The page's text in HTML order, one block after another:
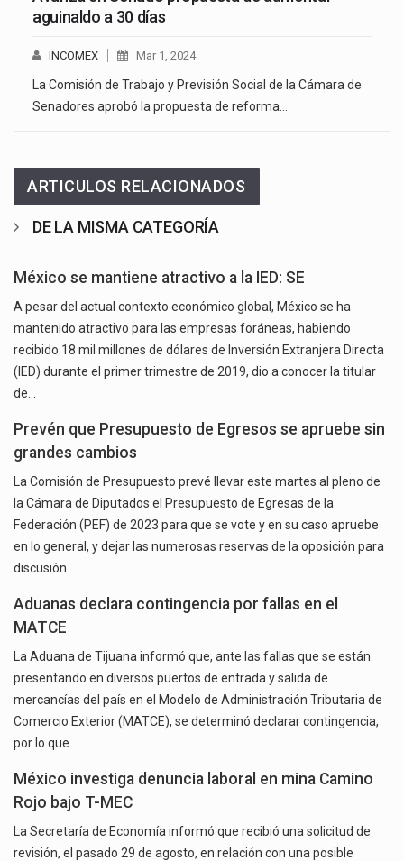
aguinaldo a 30 días
INCOMEX Mar 1, 2024
La Comisión de Trabajo y Previsión Social de la Cámara de
Senadores aprobó la propuesta de reforma…
ARTICULOS RELACIONADOS
DE LA MISMA CATEGORÍA
México se mantiene atractivo a la IED: SE
A pesar del actual contexto económico global, México se ha
mantenido atractivo para las empresas foráneas, habiendo
recibido 18 mil millones de dólares de Inversión Extranjera Directa
(IED) durante el primer trimestre de 2019, dio a conocer la titular
de…
Prevén que Presupuesto de Egresos se apruebe sin
grandes cambios
La Comisión de Presupuesto prevé llevar este martes al pleno de
la Cámara de Diputados el Presupuesto de Egresas de la
Federación (PEF) de 2023 para que se vote y en su caso apruebe
en lo general, y dejar las numerosas reservas de la oposición para
discusión…
Aduanas declara contingencia por fallas en el
MATCE
La Aduana de Tijuana informó que, ante las fallas que se están
presentando en diversos puertos de entrada y salida de
mercancías del país en el Modelo de Administración Tributaria de
Comercio Exterior (MATCE), se determinó declarar contingencia,
por lo que…
México investiga denuncia laboral en mina Camino
Rojo bajo T-MEC
La Secretaría de Economía informó que recibió una solicitud de
revisión, el pasado 29 de agosto, en relación con una posible